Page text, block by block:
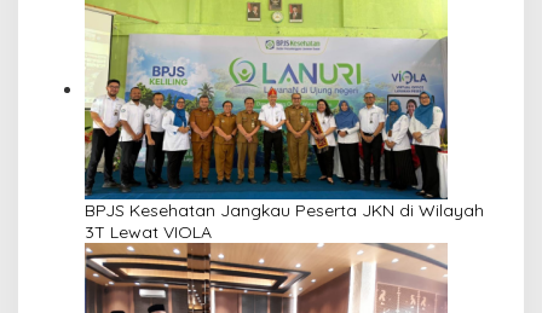
BPJS Kesehatan Jangkau Peserta JKN di Wilayah
3T Lewat VIOLA